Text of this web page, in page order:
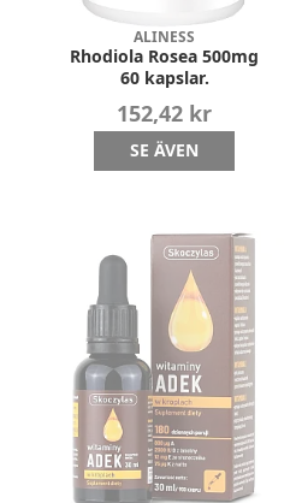
ALINESS
Rhodiola Rosea 500mg
60 kapslar.
152,42 kr
SE ÄVEN